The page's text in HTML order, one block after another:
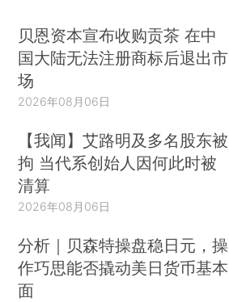
贝恩资本宣布收购贡茶 在中
国大陆无法注册商标后退出市
场
2026年08月06日
【我闻】艾路明及多名股东被
拘 当代系创始人因何此时被
清算
2026年08月06日
分析｜贝森特操盘稳日元，操
作巧思能否撬动美日货币基本
面